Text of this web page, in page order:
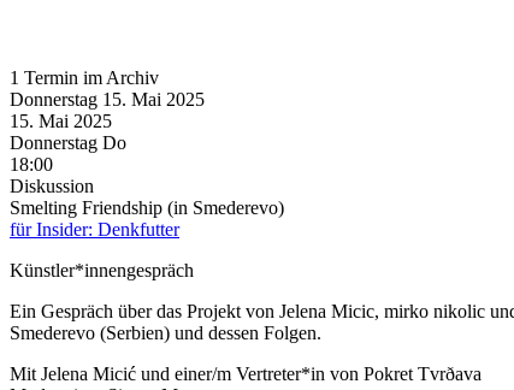
1 Termin im Archiv
Donnerstag 15. Mai 2025
15. Mai 2025
Donnerstag Do
18:00
Diskussion
Smelting Friendship (in Smederevo)
für Insider: Denkfutter
Künstler*innengespräch
Ein Gespräch über das Projekt von Jelena Micic, mirko nikolic
Smederevo (Serbien) und dessen Folgen.
Mit Jelena Micić und einer/m Vertreter*in von Pokret Tvrðava